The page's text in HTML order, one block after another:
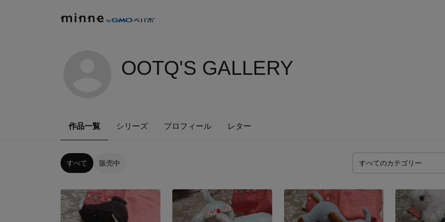
OOTQ'S GALLERY
作品一覧 シリーズ プロフィール レター
すべて 販売中